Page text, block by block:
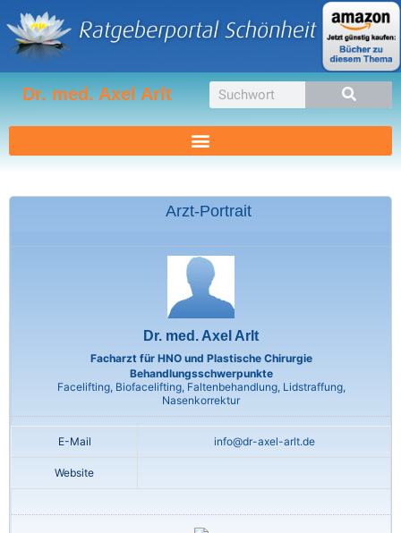
Inhalt
springen
Dr. med. Axel Arlt Suche
Arzt-Portrait
Dr. med. Axel Arlt
Facharzt für HNO und Plastische Chirurgie
Behandlungsschwerpunkte
Facelifting, Biofacelifting, Faltenbehandlung, Lidstraffung,
Nasenkorrektur
E-Mail info@dr-axel-arlt.de
Website